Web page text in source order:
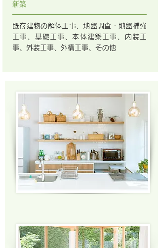
​新築
既存建物の解体工事、地盤調査・地盤補強
工事、基礎工事、本体建築工事、内装工
事、外装工事、外構工事、その他